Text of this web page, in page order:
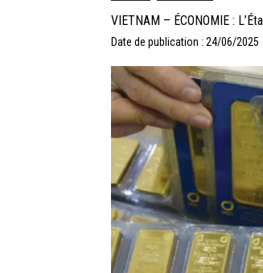
VIETNAM – ÉCONOMIE :
Date de publication : 24/06/2025